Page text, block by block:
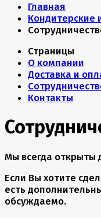
Главная
Кондитерские
Страницы
О компании
Доставка и
Контакты
Мы всегда открыты
Если Вы хотите
есть
обсуждаемо.